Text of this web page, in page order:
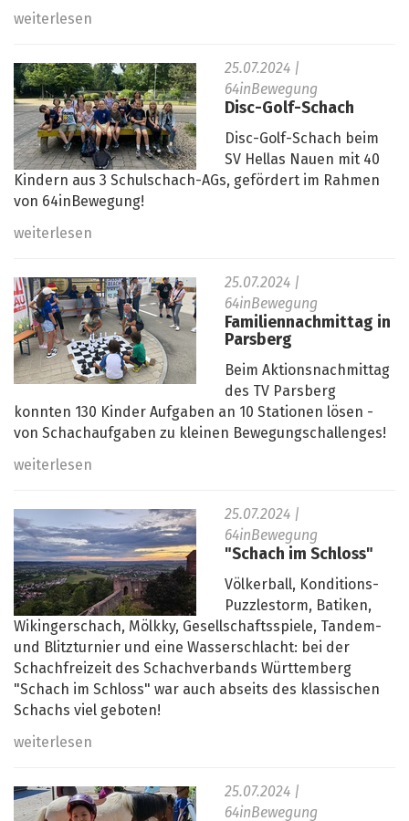
weiterlesen
25.07.2024 |
64inBewegung
Disc-Golf-Schach
Disc-Golf-Schach beim
SV Hellas Nauen mit 40
Kindern aus 3 Schulschach-AGs, gefördert im Rahmen
von 64inBewegung!
weiterlesen
25.07.2024 |
64inBewegung
Familiennachmittag in
Parsberg
Beim Aktionsnachmittag
des TV Parsberg
konnten 130 Kinder Aufgaben an 10 Stationen lösen -
von Schachaufgaben zu kleinen Bewegungschallenges!
weiterlesen
25.07.2024 |
64inBewegung
"Schach im Schloss"
Völkerball, Konditions-
Puzzlestorm, Batiken,
Wikingerschach, Mölkky, Gesellschaftsspiele, Tandem-
und Blitzturnier und eine Wasserschlacht: bei der
Schachfreizeit des Schachverbands Württemberg
"Schach im Schloss" war auch abseits des klassischen
Schachs viel geboten!
weiterlesen
25.07.2024 |
64inBewegung